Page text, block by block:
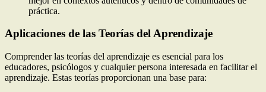
práctica.
Aplicaciones de las Teorías del Aprendizaje
Comprender las teorías del aprendizaje es esencial para los
educadores, psicólogos y cualquier persona interesada en facilitar el
aprendizaje. Estas teorías proporcionan una base para: